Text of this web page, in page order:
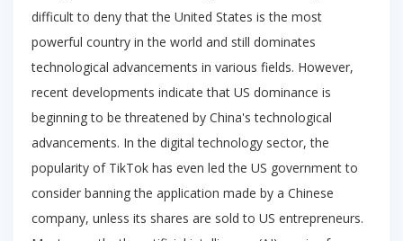
difficult to deny that the United States is the most
powerful country in the world and still dominates
technological advancements in various fields. However,
recent developments indicate that US dominance is
beginning to be threatened by China's technological
advancements. In the digital technology sector, the
popularity of TikTok has even led the US government to
consider banning the application made by a Chinese
company, unless its shares are sold to US entrepreneurs.